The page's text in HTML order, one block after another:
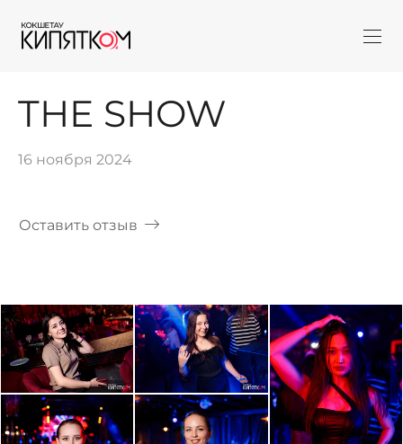
THE SHOW
16 ноября 2024
Оставить отзыв